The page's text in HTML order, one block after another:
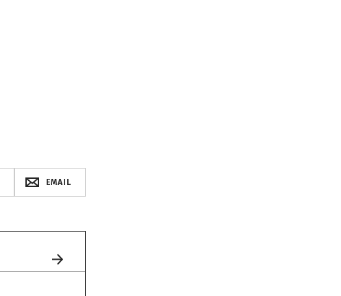
EMAIL